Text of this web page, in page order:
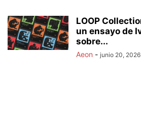
LOOP
un ensayo de
sobre...
Aeon - junio 20, 2026